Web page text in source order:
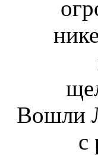
Вошли
с